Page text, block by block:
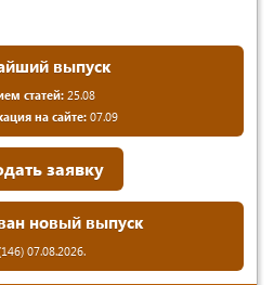
выпуск
статей: 25.08
на сайте:07.09
заявку
новый выпуск
07.08.2026.